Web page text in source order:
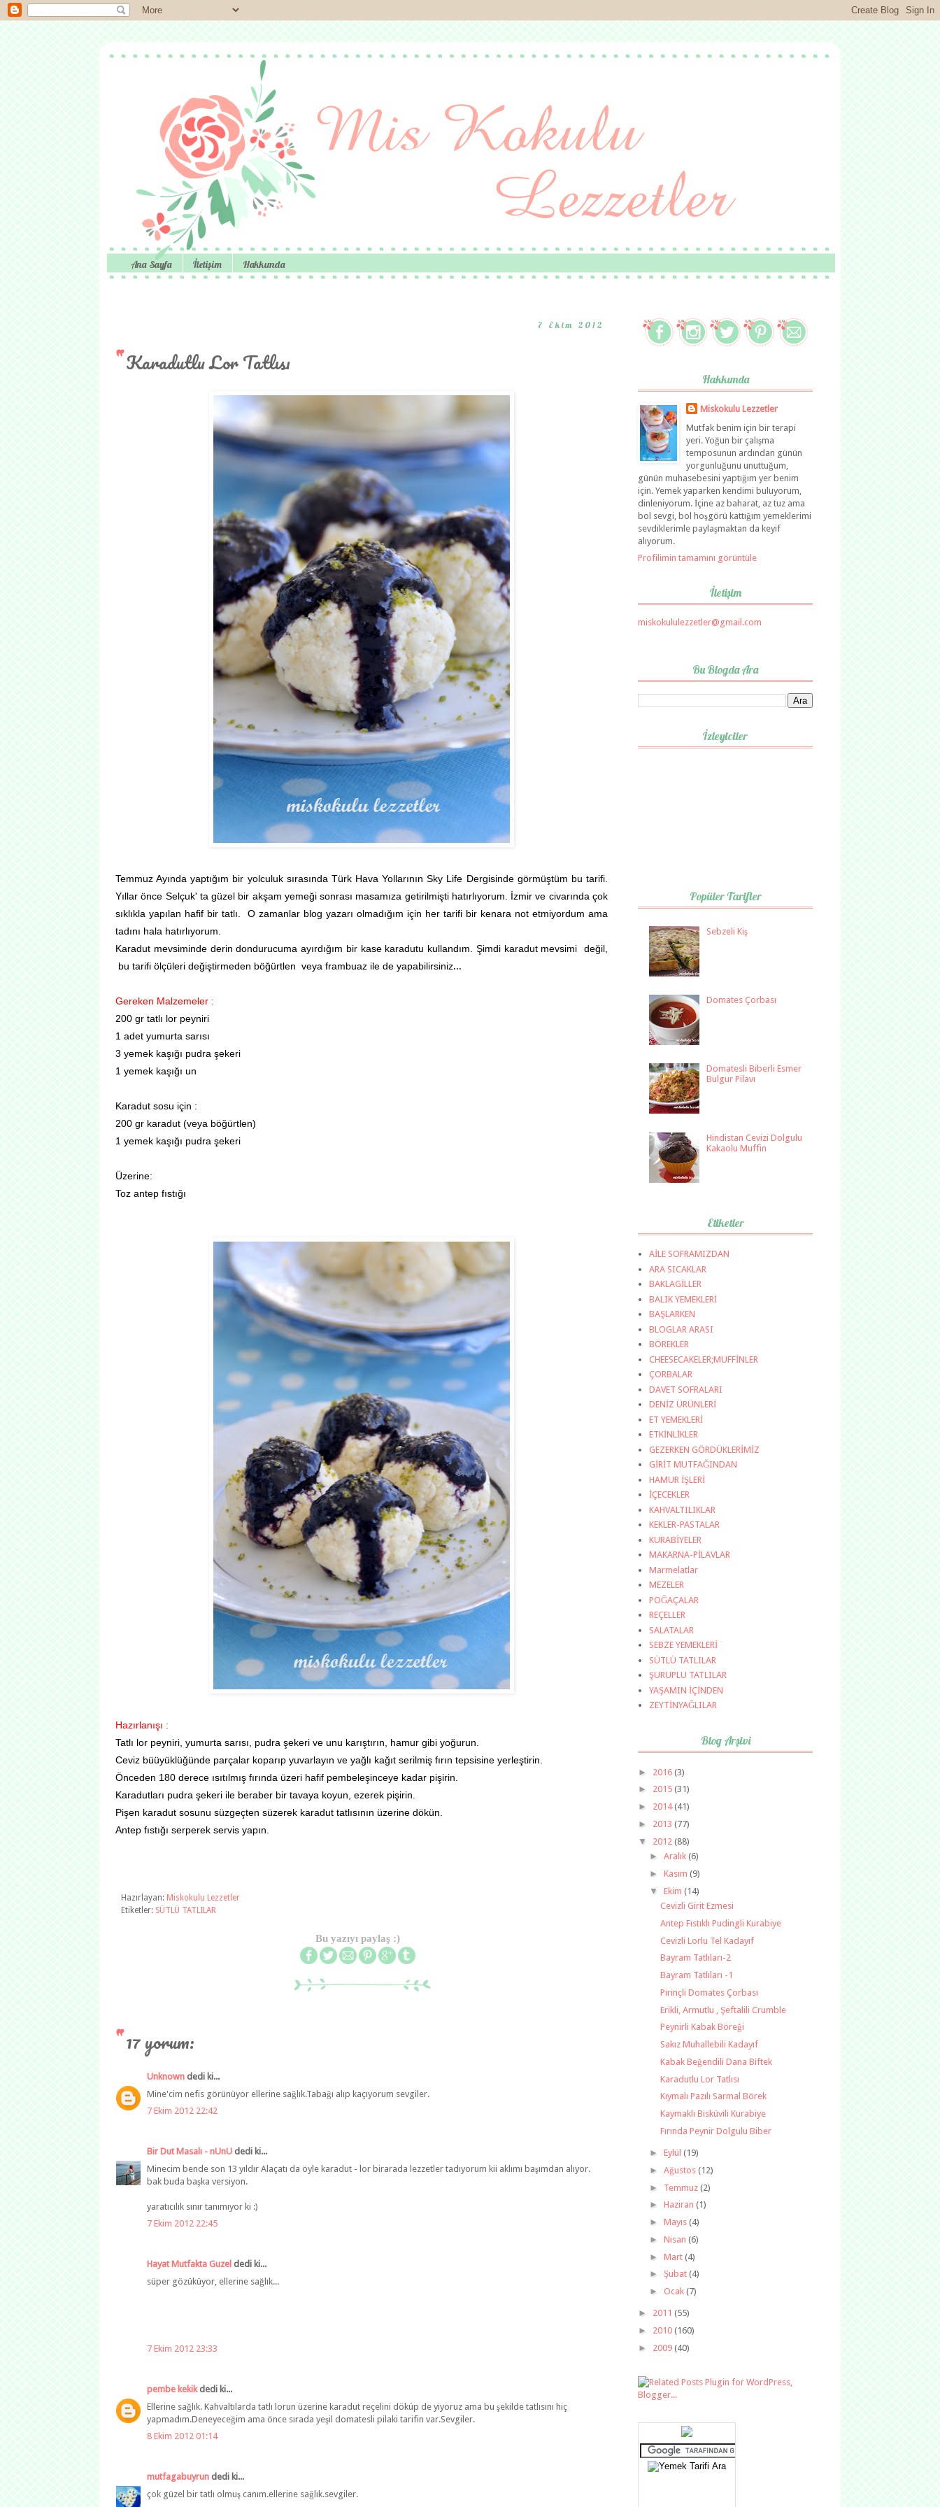
Ana Sayfa İletişim Hakkımda
7 Ekim 2012
Karadutlu Lor Tatlısı
Temmuz Ayında yaptığım bir yolculuk sırasında Türk Hava Yollarının Sky Life Dergisinde görmüştüm bu tarifi.
Yıllar önce Selçuk' ta güzel bir akşam yemeği sonrası masamıza getirilmişti hatırlıyorum. İzmir ve civarında çok
sıklıkla yapılan hafif bir tatlı. O zamanlar blog yazarı olmadığım için her tarifi bir kenara not etmiyordum ama
tadını hala hatırlıyorum.
Karadut mevsiminde derin dondurucuma ayırdığım bir kase karadutu kullandım. Şimdi karadut mevsimi değil,
bu tarifi ölçüleri değiştirmeden böğürtlen veya frambuaz ile de yapabilirsiniz...
Gereken Malzemeler :
200 gr tatlı lor peyniri
1 adet yumurta sarısı
3 yemek kaşığı pudra şekeri
1 yemek kaşığı un
Karadut sosu için :
200 gr karadut (veya böğürtlen)
1 yemek kaşığı pudra şekeri
Üzerine:
Toz antep fıstığı
Hazırlanışı :
Tatlı lor peyniri, yumurta sarısı, pudra şekeri ve unu karıştırın, hamur gibi yoğurun.
Ceviz büüyüklüğünde parçalar koparıp yuvarlayın ve yağlı kağıt serilmiş fırın tepsisine yerleştirin.
Önceden 180 derece ısıtılmış fırında üzeri hafif pembeleşinceye kadar pişirin.
Karadutları pudra şekeri ile beraber bir tavaya koyun, ezerek pişirin.
Pişen karadut sosunu süzgeçten süzerek karadut tatlısının üzerine dökün.
Antep fıstığı serperek servis yapın.
Hazırlayan: Miskokulu Lezzetler
Etiketler: SÜTLÜ TATLILAR
Bu yazıyı paylaş :)
17 yorum:
Unknown dedi ki...
Mine'cim nefis görünüyor ellerine sağlık.Tabağı alıp kaçıyorum sevgiler.
7 Ekim 2012 22:42
Bir Dut Masalı - nUnU dedi ki...
Minecim bende son 13 yıldır Alaçatı da öyle karadut - lor birarada lezzetler tadıyorum kii aklımı başımdan alıyor.
bak buda başka versiyon.
yaratıcılık sınır tanımıyor ki :)
7 Ekim 2012 22:45
Hayat Mutfakta Guzel dedi ki...
süper gözüküyor, ellerine sağlık...
7 Ekim 2012 23:33
pembe kekikdedi ki...
Ellerine sağlık. Kahvaltılarda tatlı lorun üzerine karadut reçelini döküp de yiyoruz ama bu şekilde tatlısını hiç
yapmadım.Deneyeceğim ama önce sırada yeşil domatesli pilaki tarifin var.Sevgiler.
8 Ekim 2012 01:14
mutfagabuyrun dedi ki...
çok güzel bir tatlı olmuş canım.ellerine sağlık.sevgiler.
Hakkımda
Miskokulu Lezzetler
Mutfak benim için bir terapi
yeri. Yoğun bir çalışma
temposunun ardından günün
yorgunluğunu unuttuğum,
günün muhasebesini yaptığım yer benim
için. Yemek yaparken kendimi buluyorum,
dinleniyorum. İçine az baharat, az tuz ama
bol sevgi, bol hoşgörü kattığım yemeklerimi
sevdiklerimle paylaşmaktan da keyif
alıyorum.
Profilimin tamamını görüntüle
İletişim
miskokululezzetler@gmail.com
Bu Blogda Ara
İzleyiciler
Popüler Tarifler
Sebzeli Kiş
Domates Çorbası
Domatesli Biberli Esmer
Bulgur Pilavı
Hindistan Cevizi Dolgulu
Kakaolu Muffin
Etiketler
AİLE SOFRAMIZDAN
ARA SICAKLAR
BAKLAGİLLER
BALIK YEMEKLERİ
BAŞLARKEN
BLOGLAR ARASI
BÖREKLER
CHEESECAKELER;MUFFİNLER
ÇORBALAR
DAVET SOFRALARI
DENİZ ÜRÜNLERİ
ET YEMEKLERİ
ETKİNLİKLER
GEZERKEN GÖRDÜKLERİMİZ
GİRİT MUTFAĞINDAN
HAMUR İŞLERİ
İÇECEKLER
KAHVALTILIKLAR
KEKLER-PASTALAR
KURABİYELER
MAKARNA-PİLAVLAR
Marmelatlar
MEZELER
POĞAÇALAR
REÇELLER
SALATALAR
SEBZE YEMEKLERİ
SÜTLÜ TATLILAR
ŞURUPLU TATLILAR
YAŞAMIN İÇİNDEN
ZEYTİNYAĞLILAR
Blog Arşivi
► 2016 (3)
► 2015 (31)
► 2014(41)
► 2013 (77)
▼ 2012 (88)
► Aralık (6)
► Kasım (9)
▼ Ekim (14)
Cevizli Girit Ezmesi
Antep Fıstıklı Pudingli Kurabiye
Cevizli Lorlu Tel Kadayıf
Bayram Tatlıları-2
Bayram Tatlıları -1
Pirinçli Domates Çorbası
Erikli, Armutlu , Şeftalili Crumble
Peynirli Kabak Böreği
Sakız Muhallebili Kadayıf
Kabak Beğendili Dana Biftek
Karadutlu Lor Tatlısı
Kıymalı Pazılı Sarmal Börek
Kaymaklı Bisküvili Kurabiye
Fırında Peynir Dolgulu Biber
► Eylül (19)
► Ağustos (12)
► Temmuz (2)
► Haziran (1)
► Mayıs (4)
► Nisan (6)
► Mart (4)
► Şubat (4)
► Ocak (7)
► 2011 (55)
► 2010 (160)
► 2009 (40)